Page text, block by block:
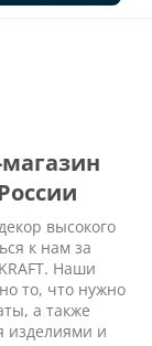
высокого
к нам за
Наши
то, что нужно
а также
изделиями и